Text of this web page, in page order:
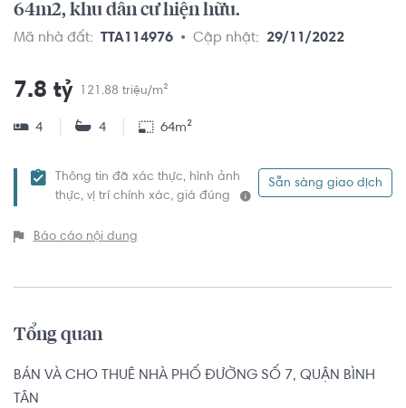
64m2, khu dân cư hiện hữu.
Mã nhà đất: TTA114976 Cập nhật: 29/11/2022
7.8 tỷ 121.88 triệu/m²
4 4 64m²
Thông tin đã xác thực, hình ảnh
thực, vị trí chính xác, giá đúng
Sẵn sàng giao dịch
Báo cáo nội dung
Tổng quan
BÁN VÀ CHO THUÊ NHÀ PHỐ ĐƯỜNG SỐ 7, QUẬN BÌNH
TÂN